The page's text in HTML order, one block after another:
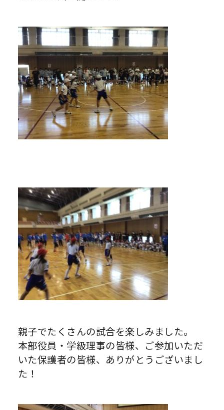
親子でたくさんの試合を楽しみました。
本部役員・学級理事の皆様、ご参加いただ
いた保護者の皆様、ありがとうございまし
た！